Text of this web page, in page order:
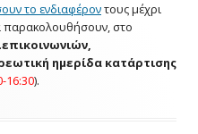
το ενδιαφέροντους μέχρι
παρακολουθήσουν, στο
ημερίδα κατάρτισης
16:30).